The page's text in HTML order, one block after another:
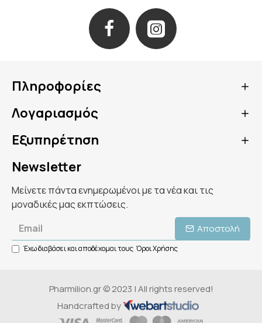
Πληροφορίες
Λογαριασμός
Εξυπηρέτηση
Newsletter
Μείνετε πάντα ενημερωμένοι με τα νέα και τις
μοναδικές μας εκπτώσεις.
Αποστολή
Έχω διαβάσει και αποδέχομαι τους Όροι Χρήσης
Pharmilion.gr © 2023 | All rights reserved!
Handcrafted by